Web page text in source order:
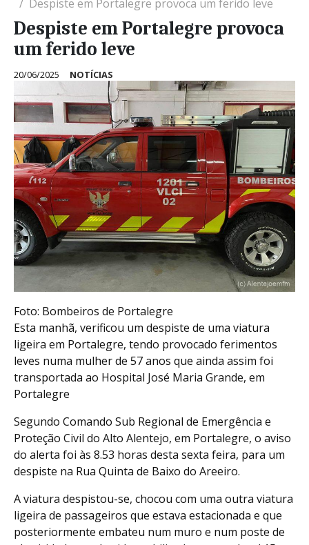
Despiste em Portalegre provoca um ferido leve
Despiste em Portalegre provoca
um ferido leve
20/06/2025 NOTÍCIAS
Foto: Bombeiros de Portalegre
Esta manhã, verificou um despiste de uma viatura
ligeira em Portalegre, tendo provocado ferimentos
leves numa mulher de 57 anos que ainda assim foi
transportada ao Hospital José Maria Grande, em
Portalegre
Segundo Comando Sub Regional de Emergência e
Proteção Civil do Alto Alentejo, em Portalegre, o aviso
do alerta foi às 8.53 horas desta sexta feira, para um
despiste na Rua Quinta de Baixo do Areeiro.
A viatura despistou-se, chocou com uma outra viatura
ligeira de passageiros que estava estacionada e que
posteriormente embateu num muro e num poste de